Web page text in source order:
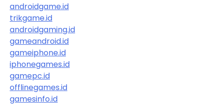
androidgame.id
trikgame.id
androidgaming.id
gameandroid.id
gameiphone.id
iphonegames.id
gamepc.id
offlinegames.id
gamesinfo.id